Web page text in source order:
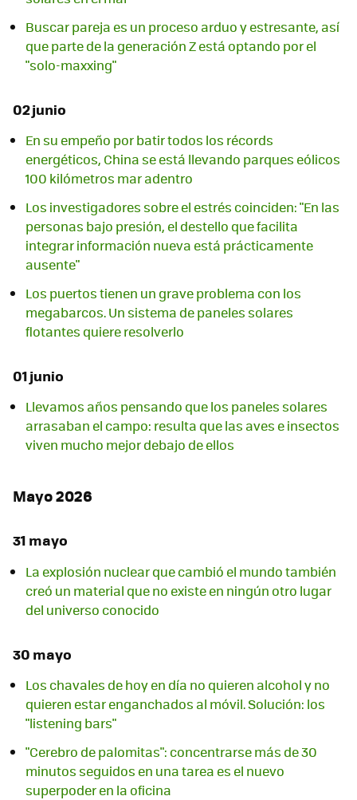
Buscar pareja es un proceso arduo y estresante, así
que parte de la generación Z está optando por el
"solo-maxxing"
02 junio
En su empeño por batir todos los récords
energéticos, China se está llevando parques eólicos
100 kilómetros mar adentro
Los investigadores sobre el estrés coinciden: "En las
personas bajo presión, el destello que facilita
integrar información nueva está prácticamente
ausente"
Los puertos tienen un grave problema con los
megabarcos. Un sistema de paneles solares
flotantes quiere resolverlo
01 junio
Llevamos años pensando que los paneles solares
arrasaban el campo: resulta que las aves e insectos
viven mucho mejor debajo de ellos
Mayo 2026
31 mayo
La explosión nuclear que cambió el mundo también
creó un material que no existe en ningún otro lugar
del universo conocido
30 mayo
Los chavales de hoy en día no quieren alcohol y no
quieren estar enganchados al móvil. Solución: los
"listening bars"
"Cerebro de palomitas": concentrarse más de 30
minutos seguidos en una tarea es el nuevo
superpoder en la oficina